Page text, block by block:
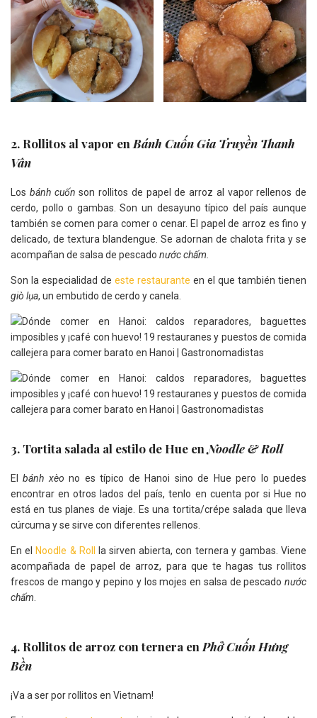
2. Rollitos al vapor en Bánh Cuốn Gia Truyền Thanh
Vân
Los bánh cuốn son rollitos de papel de arroz al vapor rellenos de
cerdo, pollo o gambas. Son un desayuno típico del país aunque
también se comen para comer o cenar. El papel de arroz es fino y
delicado, de textura blandengue. Se adornan de chalota frita y se
acompañan de salsa de pescado nước chấm.
Son la especialidad de este restaurante en el que también tienen
giò lụa, un embutido de cerdo y canela.
3. Tortita salada al estilo de Hue enNoodle & Roll
Elbánh xèo no es típico de Hanoi sino de Hue pero lo puedes
encontrar en otros lados del país, tenlo en cuenta por si Hue no
está en tus planes de viaje. Es una tortita/crépe salada que lleva
cúrcuma y se sirve con diferentes rellenos.
En el Noodle & Roll
la sirven abierta, con ternera y gambas. Viene
acompañada de papel de arroz, para que te hagas tus rollitos
frescos de mango y pepino y los mojes en salsa de pescado nước
chấm
4. Rollitos de arroz con ternera en Phở Cuốn Hưng
Bền
¡Va a ser por rollitos en Vietnam!